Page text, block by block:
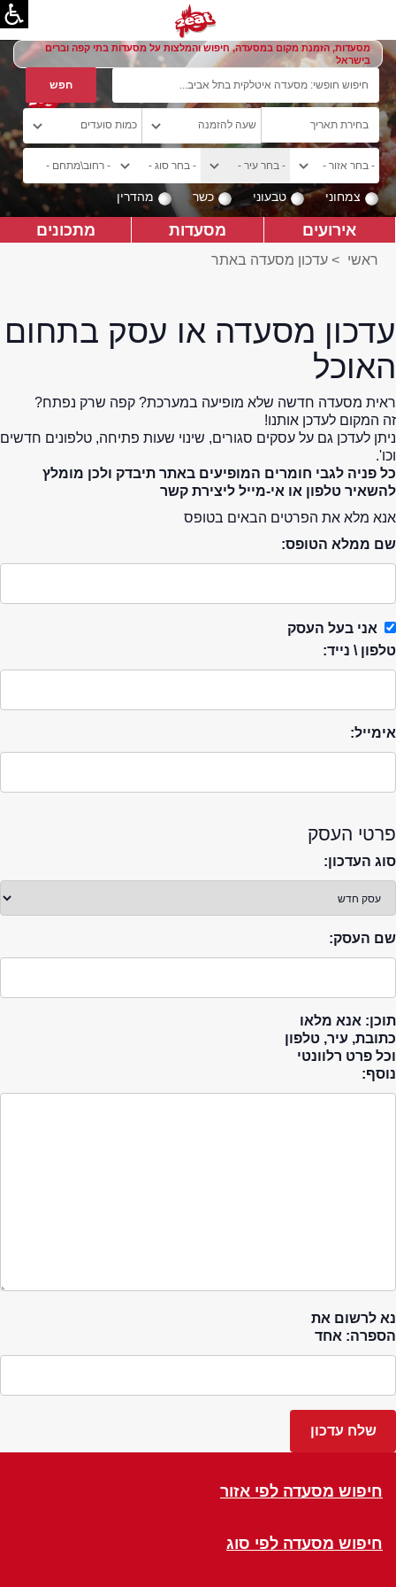
מסעדות, הזמנת מקום במסעדה, חיפוש והמלצות על מסעדות בתי קפה וברים
בישראל
צמחוני טבעוני כשר מהדרין
אירועים מסעדות מתכונים
ראשי > עדכון מסעדה באתר
עדכון מסעדה או עסק בתחום
האוכל
ראית מסעדה חדשה שלא מופיעה במערכת? קפה שרק נפתח?
זה המקום לעדכן אותנו!
ניתן לעדכן גם על עסקים סגורים, שינוי שעות פתיחה, טלפונים חדשים
וכו'.
כל פניה לגבי חומרים המופיעים באתר תיבדק ולכן מומלץ
להשאיר טלפון או אי-מייל ליצירת קשר
אנא מלא את הפרטים הבאים בטופס
שם ממלא הטופס:
אני בעל העסק
טלפון \ נייד:
אימייל:
פרטי העסק
סוג העדכון:
שם העסק:
תוכן: אנא מלאו
כתובת, עיר, טלפון
וכל פרט רלוונטי
נוסף:
נא לרשום את
הספרה: אחד
חיפוש מסעדה לפי אזור
חיפוש מסעדה לפי סוג